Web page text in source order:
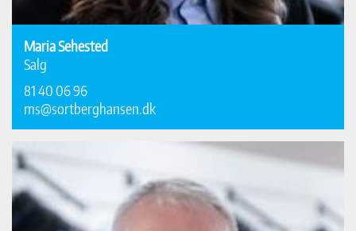
Maria Sehested
Salg
81 40 06 96
ms@sortberghansen.dk